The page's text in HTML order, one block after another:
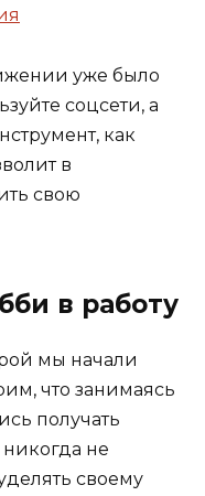
уже было
соцсети, а
как
в
свою
в работу
мы начали
что занимаясь
получать
не
своему